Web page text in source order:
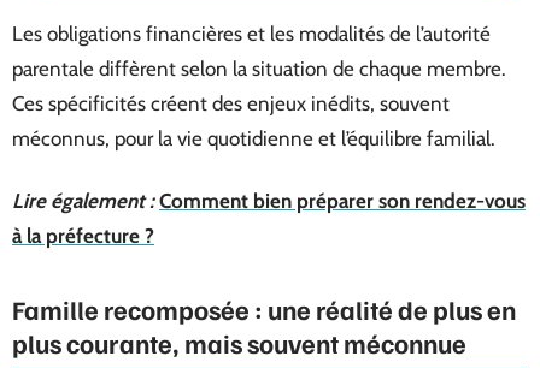
Les obligations financières et les modalités de l’autorité
parentale diffèrent selon la situation de chaque membre.
Ces spécificités créent des enjeux inédits, souvent
méconnus, pour la vie quotidienne et l’équilibre familial.
Lire également : Comment bien préparer son rendez-vous
à la préfecture ?
Famille recomposée : une réalité de plus en
plus courante, mais souvent méconnue